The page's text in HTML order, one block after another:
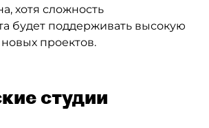
хотя сложность
будет поддерживать высокую
проектов.
студии